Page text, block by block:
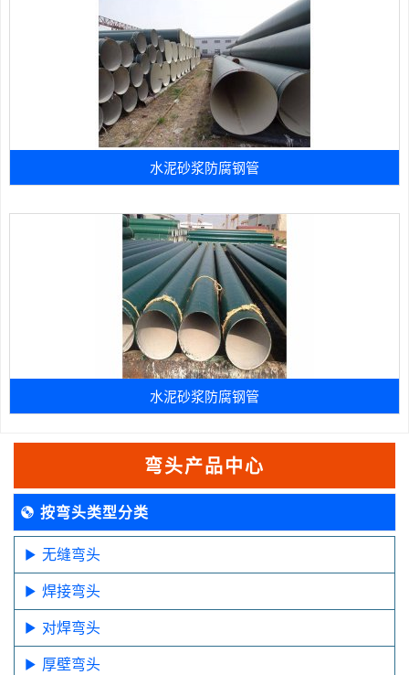
水泥砂浆防腐钢管
水泥砂浆防腐钢管
弯头产品中心
按弯头类型分类
无缝弯头
焊接弯头
对焊弯头
厚壁弯头